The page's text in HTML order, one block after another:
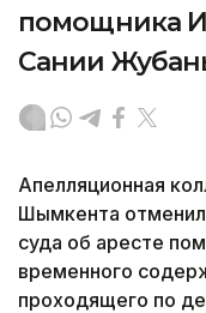
помощника
Сании
Апелляционная
Шымкента
суда об аресте
временного
проходящего по